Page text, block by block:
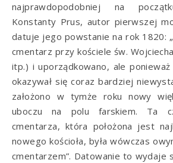
najprawdopodobniej na
Konstanty Prus, autor pierwszej
datuje jego powstanie na rok 1820:
cmentarz przy kościele św.
itp.) i uporządkowano, ale
okazywał się coraz bardziej
założono w tymże roku nowy
uboczu na polu farskiem. Ta
cmentarza, która położona jest
nowego kościoła, była wówczas
cmentarzem”. Datowanie to wydaje